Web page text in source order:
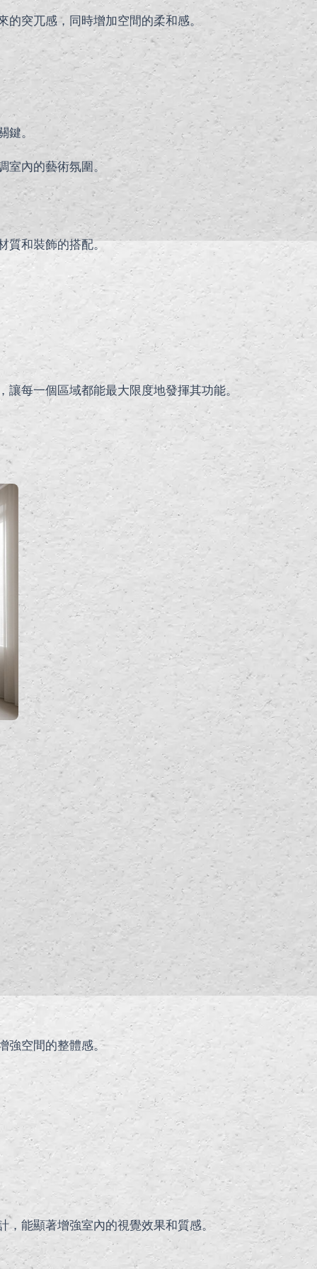
突兀感，同時增加空間的柔和感。
。
室內的藝術氛圍。
質和裝飾的搭配。
每一個區域都能最大限度地發揮其功能。
強空間的整體感。
能顯著增強室內的視覺效果和質感。